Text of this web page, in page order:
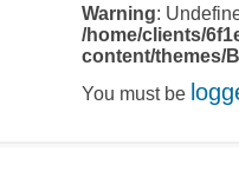
Warning:
/home/clients/
content/themes/
You must be